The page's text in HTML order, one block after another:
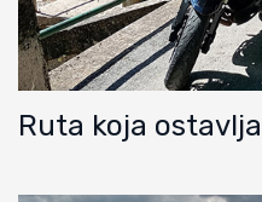
Ruta koja